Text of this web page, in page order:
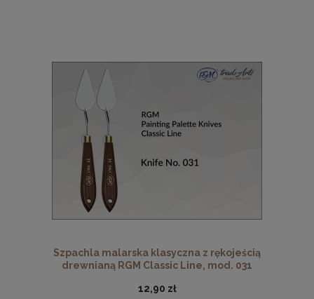
Szpachla malarska klasyczna z rękojeścią
drewnianą RGM Classic Line, mod. 031
12,90 zł